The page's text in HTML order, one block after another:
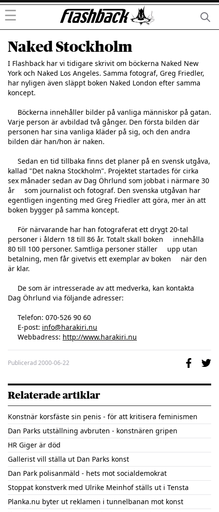
☰
Naked Stockholm
I Flashback har vi tidigare skrivit om böckerna Naked New
York och Naked Los Angeles. Samma fotograf, Greg Friedler,
har nyligen även släppt boken Naked London efter samma
koncept.
Varje person är avbildad två gånger. Den första bilden där
personen har sina vanliga kläder på sig, och den andra
bilden där han/hon är naken.
kallad "Det nakna Stockholm". Projektet startades för cirka
sex månader sedan av Dag Öhrlund som jobbat i närmare 30
år     som journalist och fotograf. Den svenska utgåvan har
egentligen ingenting med Greg Friedler att göra, mer än att
boken bygger på samma koncept.
personer i åldern 18 till 86 år. Totalt skall boken     innehålla
80 till 100 personer. Samtliga personer ställer     upp utan
betalning, men får givetvis ett exemplar av boken     när den
är klar.
Dag Öhrlund via följande adresser:
     E-post:
info@harakiri.nu
     Webbadress:
http://www.harakiri.nu
Publicerad2000-06-22
Relaterade artiklar
Konstnär korsfäste sin penis - för att kritisera feminismen
Dan Parks utställning avbruten - konstnären gripen
HR Giger är död
Gallerist vill ställa ut Dan Parks konst
Dan Park polisanmäld - hets mot socialdemokrat
Stoppat konstverk med Ulrike Meinhof ställs ut i Tensta
Planka.nu byter ut reklamen i tunnelbanan mot konst